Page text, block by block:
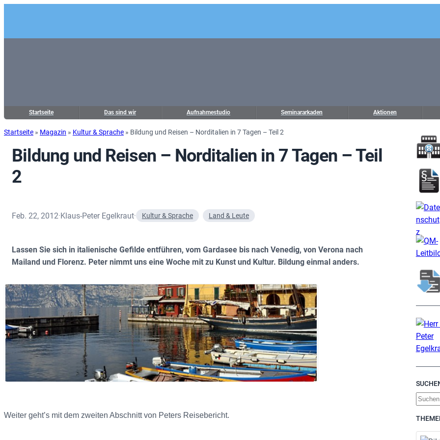
Startseite Das sind wir Aufnahmestudio Seminararkaden Aktionen
Startseite » Magazin » Kultur & Sprache » Bildung und Reisen – Norditalien in 7 Tagen – Teil 2
Bildung und Reisen – Norditalien in 7 Tagen – Teil
2
Feb. 22, 2012·Klaus-Peter Egelkraut· Kultur & Sprache Land & Leute
Lassen Sie sich in italienische Gefilde entführen, vom Gardasee bis nach Venedig, von Verona nach
Mailand und Florenz. Peter nimmt uns eine Woche mit zu Kunst und Kultur. Bildung einmal anders.
Weiter geht’s mit dem zweiten Abschnitt von Peters Reisebericht.
S
c
h